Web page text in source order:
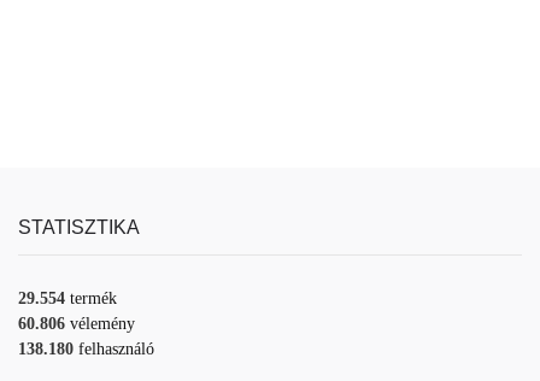
STATISZTIKA
29.554 termék
60.806 vélemény
138.180 felhasználó